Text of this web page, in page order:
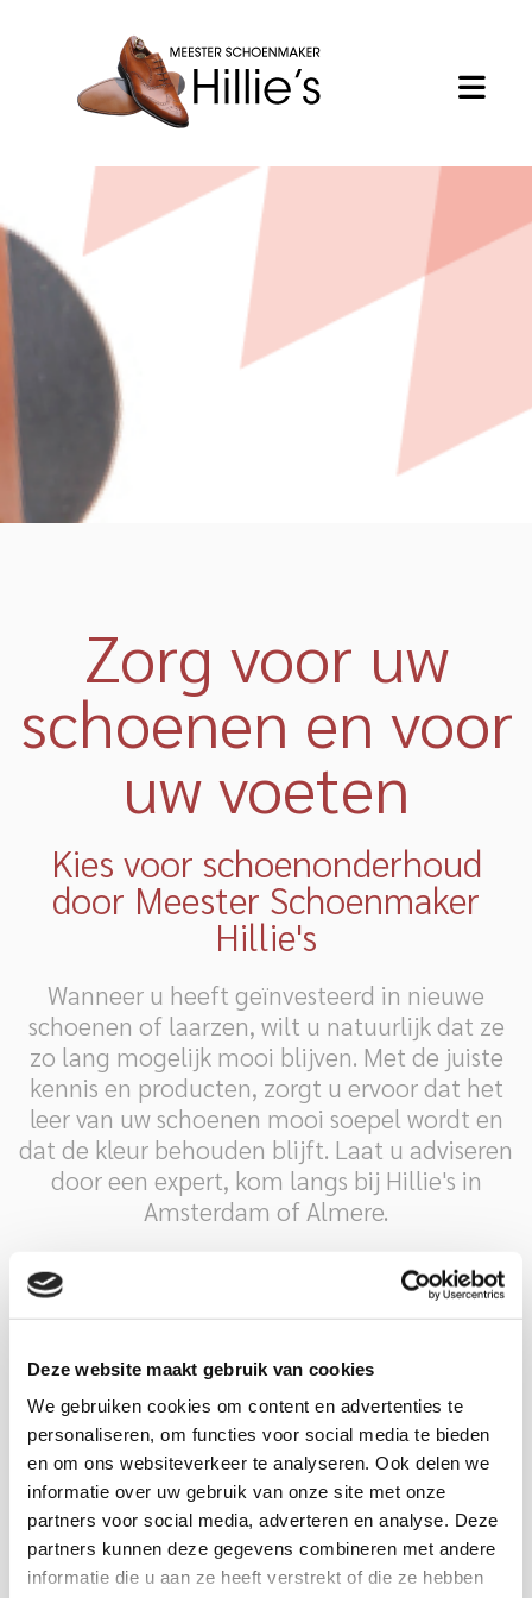
Deze website maakt gebruik van cookies
We gebruiken cookies om content en advertenties te
personaliseren, om functies voor social media te bieden
en om ons websiteverkeer te analyseren. Ook delen we
informatie over uw gebruik van onze site met onze
partners voor social media, adverteren en analyse. Deze
partners kunnen deze gegevens combineren met andere
informatie die u aan ze heeft verstrekt of die ze hebben
Zorg voor uw
schoenen en voor
uw voeten
Kies voor schoenonderhoud
door Meester Schoenmaker
Hillie's
Wanneer u heeft geïnvesteerd in nieuwe
schoenen of laarzen, wilt u natuurlijk dat ze
zo lang mogelijk mooi blijven. Met de juiste
kennis en producten, zorgt u ervoor dat het
leer van uw schoenen mooi soepel wordt en
dat de kleur behouden blijft. Laat u adviseren
door een expert, kom langs bij Hillie's in
Amsterdam of Almere.
De beste onderhoudsmiddelen
voor uw schoenen